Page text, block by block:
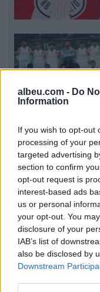
albeu.com - Do
Information
If you wish to opt-out
processing of your
targeted advertising
section to confirm
opt-out request is
interest-based ads
us or personal
your opt-out. You
disclosure of your
IAB’s list of
also be disclosed by
Downstream